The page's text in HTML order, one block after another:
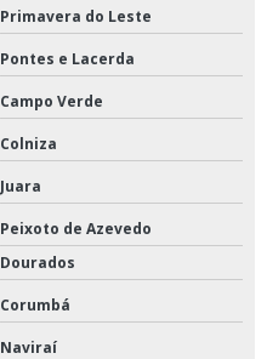
Primavera do Leste
Pontes e Lacerda
Campo Verde
Colniza
Juara
Peixoto de Azevedo
Dourados
Corumbá
Naviraí